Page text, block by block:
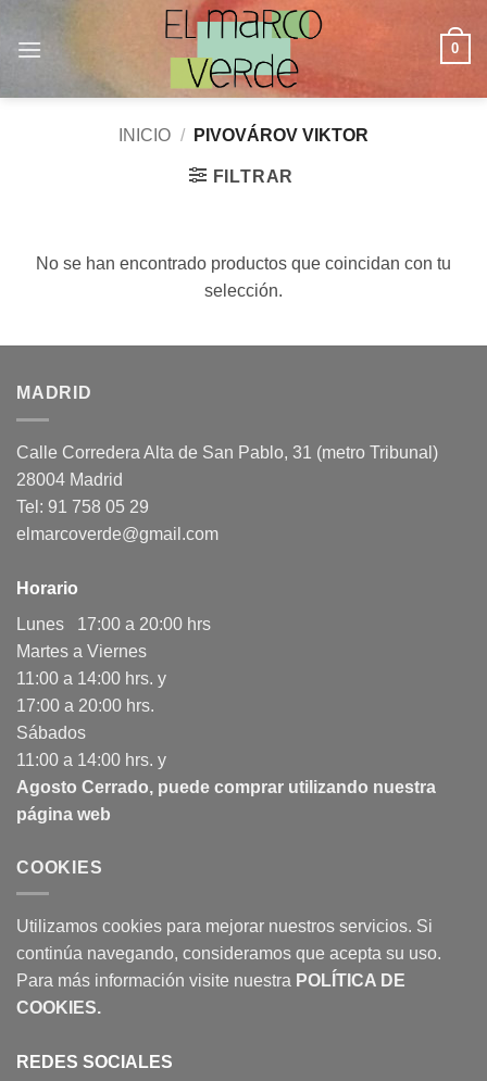
0
INICIO / PIVOVÁROV VIKTOR
FILTRAR
No se han encontrado productos que coincidan con tu
selección.
MADRID
Calle Corredera Alta de San Pablo, 31 (metro Tribunal)
28004 Madrid
Tel: 91 758 05 29
elmarcoverde@gmail.com
Horario
Lunes 17:00 a 20:00 hrs
Martes a Viernes
11:00 a 14:00 hrs. y
17:00 a 20:00 hrs.
Sábados
11:00 a 14:00 hrs. y
Agosto Cerrado, puede comprar utilizando nuestra
página web
COOKIES
Utilizamos cookies para mejorar nuestros servicios. Si
continúa navegando, consideramos que acepta su uso.
Para más información visite nuestra POLÍTICA DE
COOKIES.
REDES SOCIALES